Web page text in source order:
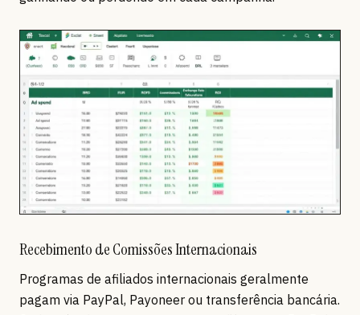
Recebimento de Comissões Internacionais
Programas de afiliados internacionais geralmente
pagam via PayPal, Payoneer ou transferência bancária.